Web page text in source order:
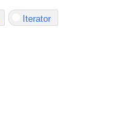
Iterator